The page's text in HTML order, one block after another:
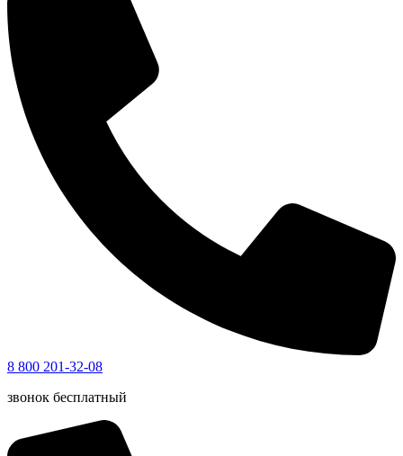
8 800 201-32-08
звонок бесплатный